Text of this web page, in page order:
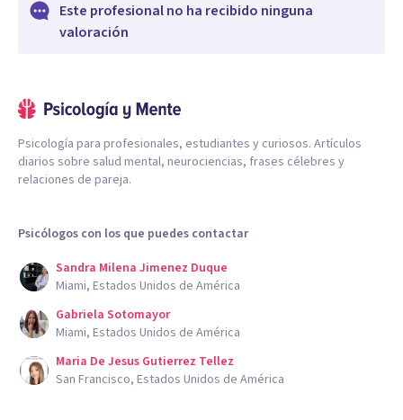
Este profesional no ha recibido ninguna
valoración
Psicología para profesionales, estudiantes y curiosos. Artículos
diarios sobre salud mental, neurociencias, frases célebres y
relaciones de pareja.
Psicólogos con los que puedes contactar
Sandra Milena Jimenez Duque
Miami, Estados Unidos de América
Gabriela Sotomayor
Miami, Estados Unidos de América
Maria De Jesus Gutierrez Tellez
San Francisco, Estados Unidos de América